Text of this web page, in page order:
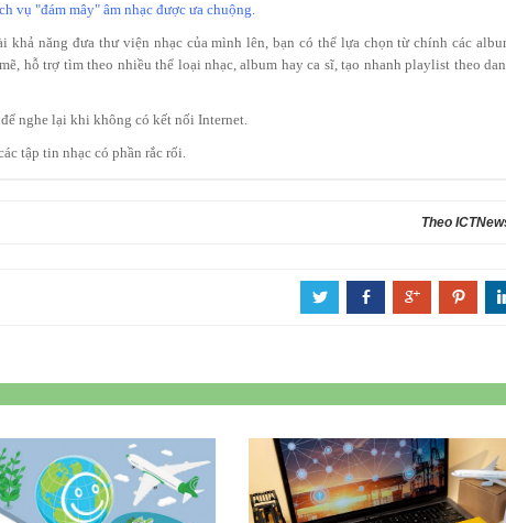
vụ "đám mây" âm nhạc được ưa chuộng.
khả năng đưa thư viện nhạc của mình lên, bạn có thể lựa chọn từ chính các
hỗ trợ tìm theo nhiều thể loại nhạc, album hay ca sĩ, tạo nhanh playlist theo
nghe lại khi không có kết nối Internet.
tập tin nhạc có phần rắc rối.
Theo
a b c d